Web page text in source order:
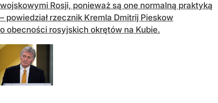
wojskowymi Rosji, ponieważ są one normalną praktyką
– powiedział rzecznik Kremla Dmitrij Pieskow
o obecności rosyjskich okrętów na Kubie.